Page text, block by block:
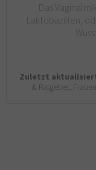
Das
Laktobazillen,
Zuletzt
& Ratgeber,